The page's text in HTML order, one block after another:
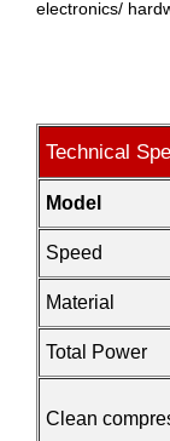
electronics/
Technical
Model
Speed
Material
Total Power
Clean